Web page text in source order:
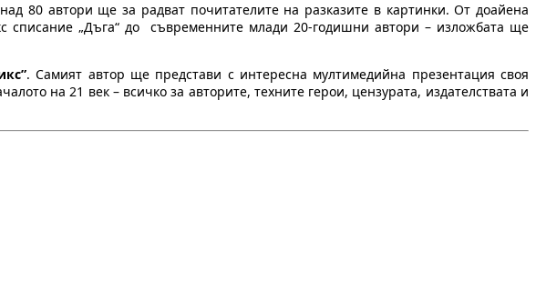
80 автори ще за радват почитателите на разказите в картинки. От доайена
списание „Дъга“ до съвременните млади 20-годишни автори – изложбата ще
. Самият автор ще представи с интересна мултимедийна презентация своя
на 21 век – всичко за авторите, техните герои, цензурата, издателствата и